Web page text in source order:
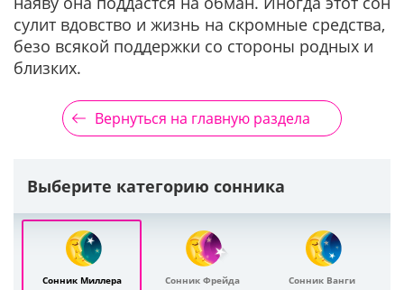
сулит вдовство и жизнь на скромные средства,
безо всякой поддержки со стороны родных и
близких.
Вернуться на главную раздела
Выберите категорию сонника
Сонник Миллера Сонник Фрейда Сонник Ванги